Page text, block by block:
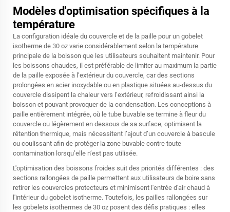
Modèles d'optimisation spécifiques à la
température
La configuration idéale du couvercle et de la paille pour un gobelet
isotherme de 30 oz varie considérablement selon la température
principale de la boisson que les utilisateurs souhaitent maintenir. Pour
les boissons chaudes, il est préférable de limiter au maximum la partie
de la paille exposée à l’extérieur du couvercle, car des sections
prolongées en acier inoxydable ou en plastique situées au-dessus du
couvercle dissipent la chaleur vers l’extérieur, refroidissant ainsi la
boisson et pouvant provoquer de la condensation. Les conceptions à
paille entièrement intégrée, où le tube buvable se termine à fleur du
couvercle ou légèrement en dessous de sa surface, optimisent la
rétention thermique, mais nécessitent l’ajout d’un couvercle à bascule
ou coulissant afin de protéger la zone buvable contre toute
contamination lorsqu’elle n’est pas utilisée.
L'optimisation des boissons froides suit des priorités différentes : des
sections rallongées de paille permettent aux utilisateurs de boire sans
retirer les couvercles protecteurs et minimisent l'entrée d'air chaud à
l'intérieur du gobelet isotherme. Toutefois, les pailles rallongées sur
les gobelets isothermes de 30 oz posent des défis pratiques : elles